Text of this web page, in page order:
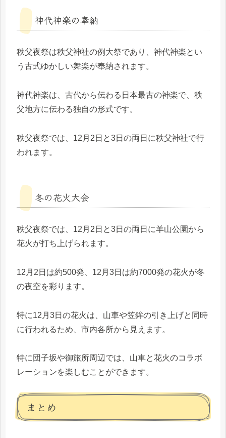
神代神楽の奉納
秩父夜祭は秩父神社の例大祭であり、神代神楽とい
う古式ゆかしい舞楽が奉納されます。
神代神楽は、古代から伝わる日本最古の神楽で、秩
父地方に伝わる独自の形式です。
秩父夜祭では、12月2日と3日の両日に秩父神社で行
われます。
冬の花火大会
秩父夜祭では、12月2日と3日の両日に羊山公園から
花火が打ち上げられます。
12月2日は約500発、12月3日は約7000発の花火が冬
の夜空を彩ります。
特に12月3日の花火は、山車や笠鉾の引き上げと同時
に行われるため、市内各所から見えます。
特に団子坂や御旅所周辺では、山車と花火のコラボ
レーションを楽しむことができます。
まとめ